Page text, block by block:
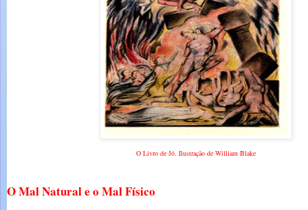
O Livro de Jó. Ilustração de William Blake
O Mal Natural e o Mal Físico